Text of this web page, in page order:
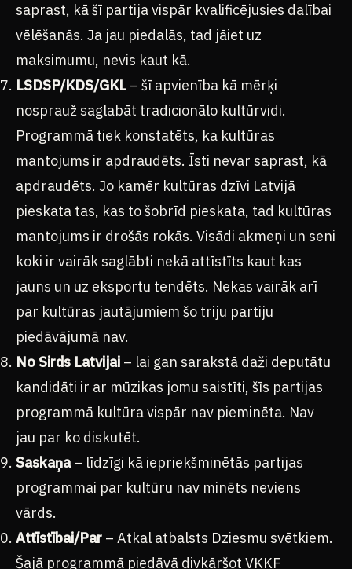
saprast, kā šī partija vispār kvalificējusies dalībai
vēlēšanās. Ja jau piedalās, tad jāiet uz
maksimumu, nevis kaut kā.
LSDSP/KDS/GKL – šī apvienība kā mērķi
nosprauž saglabāt tradicionālo kultūrvidi.
Programmā tiek konstatēts, ka kultūras
mantojums ir apdraudēts. Īsti nevar saprast, kā
apdraudēts. Jo kamēr kultūras dzīvi Latvijā
pieskata tas, kas to šobrīd pieskata, tad kultūras
mantojums ir drošās rokās. Visādi akmeņi un seni
koki ir vairāk saglābti nekā attīstīts kaut kas
jauns un uz eksportu tendēts. Nekas vairāk arī
par kultūras jautājumiem šo triju partiju
piedāvājumā nav.
No Sirds Latvijai – lai gan sarakstā daži deputātu
kandidāti ir ar mūzikas jomu saistīti, šīs partijas
programmā kultūra vispār nav pieminēta. Nav
jau par ko diskutēt.
Saskaņa– līdzīgi kā iepriekšminētās partijas
programmai par kultūru nav minēts neviens
vārds.
Attīstībai/Par – Atkal atbalsts Dziesmu svētkiem.
Šajā programmā piedāvā divkāršot VKKF